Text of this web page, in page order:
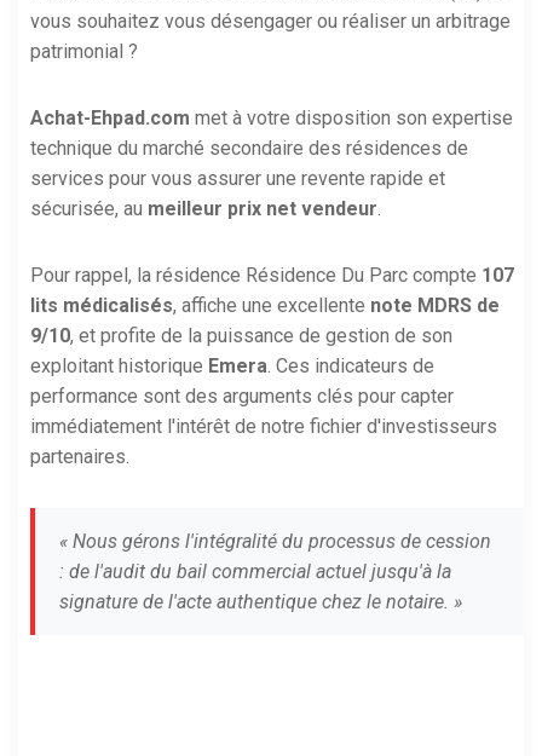
vous souhaitez vous désengager ou réaliser un arbitrage
patrimonial ?
Achat-Ehpad.com met à votre disposition son expertise
technique du marché secondaire des résidences de
services pour vous assurer une revente rapide et
sécurisée, au meilleur prix net vendeur
Pour rappel, la résidence Résidence Du Parc compte 107
lits médicalisés, affiche une excellente note MDRS de
9/10, et profite de la puissance de gestion de son
exploitant historique Emera . Ces indicateurs de
performance sont des arguments clés pour capter
immédiatement l'intérêt de notre fichier d'investisseurs
partenaires.
« Nous gérons l'intégralité du processus de cession
: de l'audit du bail commercial actuel jusqu'à la
signature de l'acte authentique chez le notaire. »